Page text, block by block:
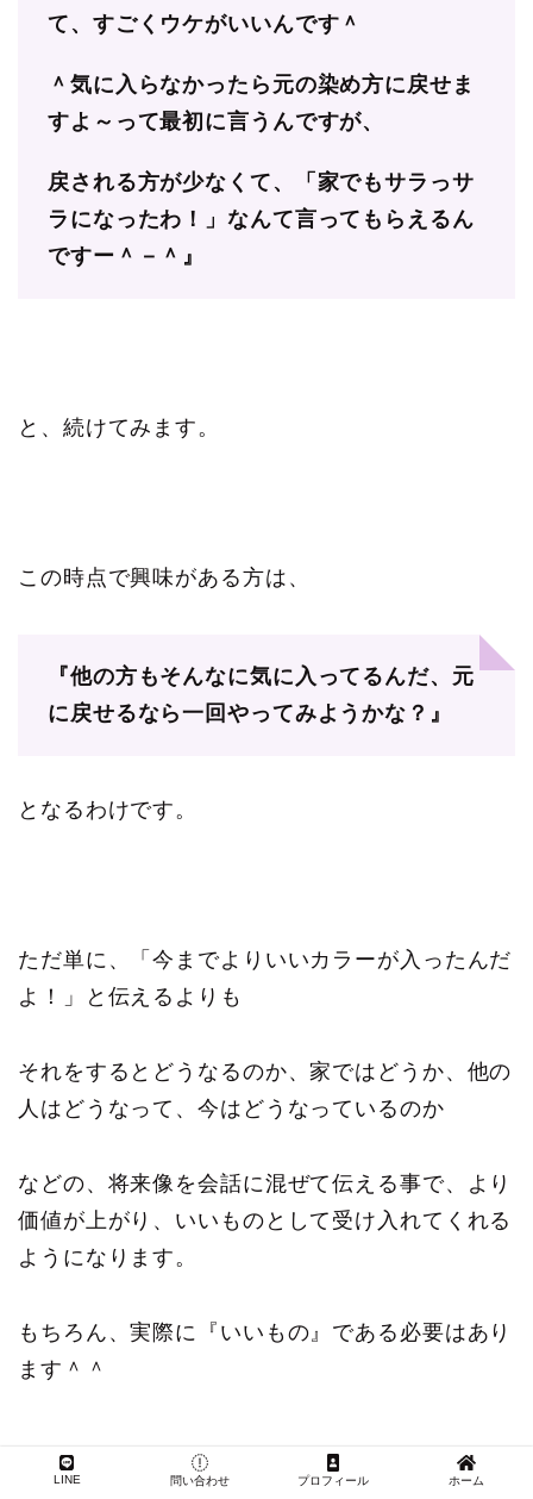
て、すごくウケがいいんです＾
＾気に入らなかったら元の染め方に戻せま
すよ～って最初に言うんですが、
戻される方が少なくて、「家でもサラっサ
ラになったわ！」なんて言ってもらえるん
ですー＾－＾』
と、続けてみます。
この時点で興味がある方は、
『他の方もそんなに気に入ってるんだ、元
に戻せるなら一回やってみようかな？』
となるわけです。
ただ単に、「今までよりいいカラーが入ったんだ
よ！」と伝えるよりも
それをするとどうなるのか、家ではどうか、他の
人はどうなって、今はどうなっているのか
などの、将来像を会話に混ぜて伝える事で、より
価値が上がり、いいものとして受け入れてくれる
ようになります。
もちろん、実際に『いいもの』である必要はあり
ます＾＾
LINE 問い合わせ プロフィール ホーム